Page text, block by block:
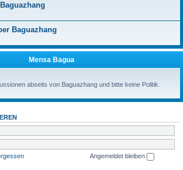
Baguazhang
Mensa Bagua
abseits von Baguazhang und bitte keine Politik.
Angemeldet bleiben